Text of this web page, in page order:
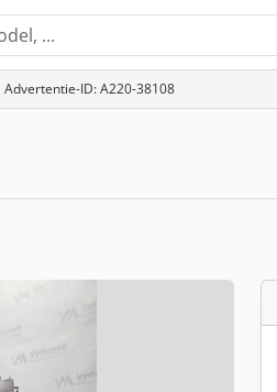
Advertentie-ID: A220-38108